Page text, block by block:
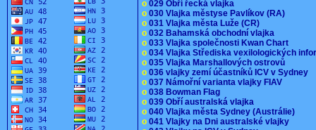
o 029 Obří řecká vlajka
o 030 Vlajka městyse Pavlíkov (RA)
o 031 Vlajka města Luže (CR)
o 032 Bahamská obchodní vlajka
o 033 Vlajka společnosti Kwan Chart
o 034 Vlajka Střediska vexilologických
o 035 Vlajka Marshallových ostrovů
o 036 vlajky zemí účastníků ICV v Sydney
o 037 Námořní varianta vlajky FIAV
o 038 Bowman Flag
o 039 Obří australská vlajka
o 040 Vlajka města Sydney (Austrálie)
o 041 Vlajky na Dni australské vlajky